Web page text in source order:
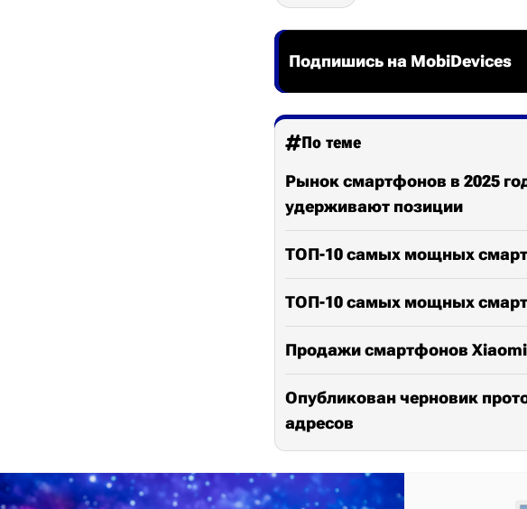
Подпишись на MobiDevices
По теме
Рынок смартфонов в 2025
удерживают позиции
ТОП-10 самых мощных
ТОП-10 самых мощных
Продажи смартфонов
Опубликован черновик
адресов